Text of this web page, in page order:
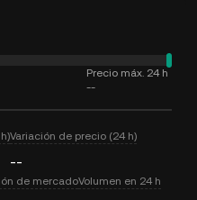
Precio máx. 24 h
--
Variación de precio (24 h)
--
de mercadoVolumen en 24 h